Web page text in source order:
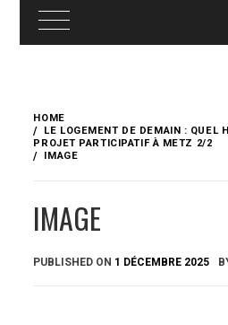
content
HOME
LE LOGEMENT DE DEMAIN : QUEL
PROJET PARTICIPATIF À METZ 2/2
IMAGE
IMAGE
PUBLISHED ON 1 DÉCEMBRE 2025